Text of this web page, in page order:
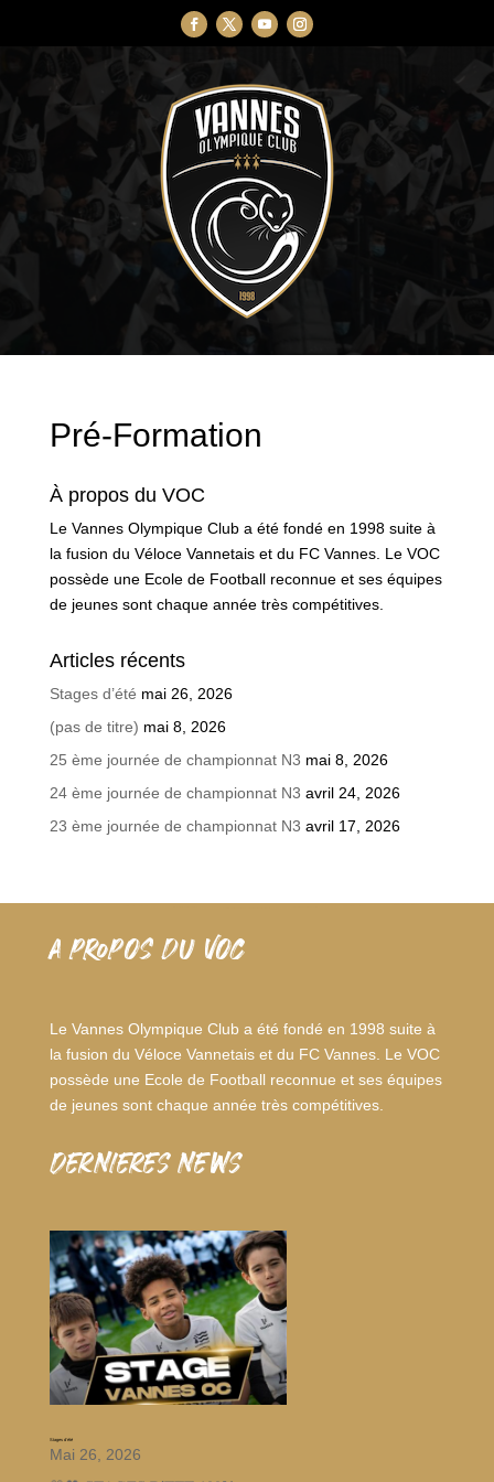
Pré-Formation
À propos du VOC
Le Vannes Olympique Club a été fondé en 1998 suite à
la fusion du Véloce Vannetais et du FC Vannes. Le VOC
possède une Ecole de Football reconnue et ses équipes
de jeunes sont chaque année très compétitives.
Articles récents
Stages d’été mai 26, 2026
(pas de titre) mai 8, 2026
25 ème journée de championnat N3 mai 8, 2026
24 ème journée de championnat N3 avril 24, 2026
23 ème journée de championnat N3 avril 17, 2026
A PROPOS DU VOC
Le Vannes Olympique Club a été fondé en 1998 suite à
la fusion du Véloce Vannetais et du FC Vannes. Le VOC
possède une Ecole de Football reconnue et ses équipes
de jeunes sont chaque année très compétitives.
dernieres news
Stages d’été
Mai 26, 2026